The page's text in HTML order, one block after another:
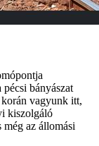
bányászat
vagyunk itt,
kiszolgáló
még az állomási